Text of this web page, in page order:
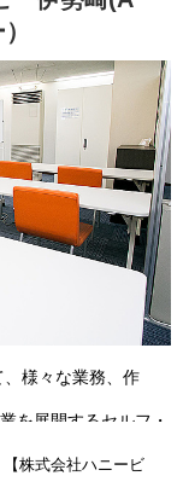
使用して作成して
調整。
は他社さんと比べ
しております。
ていますので利用
々な書類は管理シ
る体制となっていま
社として行ってい
ない方でも安心し
様々な業務、作
を展開するセルフ・
ワークを活かし、
り組んでいます。
株式会社ハニービ